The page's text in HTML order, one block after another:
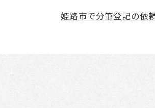
姫路市で分筆登記の依